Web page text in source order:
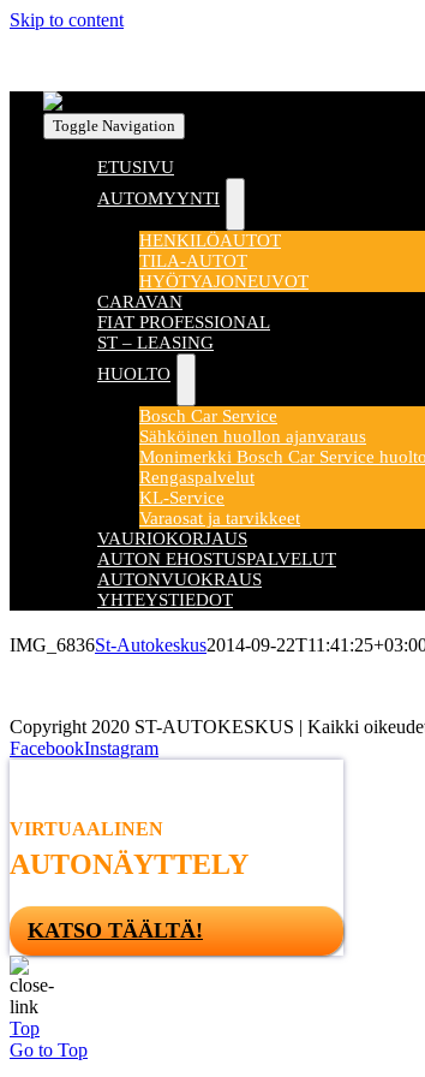
Skip to content
Toggle Navigation
ETUSIVU
AUTOMYYNTI
HENKILÖAUTOT
TILA-AUTOT
HYÖTYAJONEUVOT
CARAVAN
FIAT PROFESSIONAL
ST – LEASING
HUOLTO
Bosch Car Service
Sähköinen huollon ajanvaraus
Monimerkki Bosch Car Service
Rengaspalvelut
KL-Service
Varaosat ja tarvikkeet
VAURIOKORJAUS
AUTON EHOSTUSPALVELUT
AUTONVUOKRAUS
YHTEYSTIEDOT
IMG_6836St-Autokeskus2014-09-
Copyright 2020 ST-AUTOKESKUS | Kaikki
FacebookInstagram
VIRTUAALINEN
AUTONÄYTTELY
KATSO TÄÄLTÄ!
Top
Go to Top